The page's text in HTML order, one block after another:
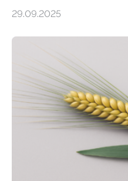
mehrjährigen
nach nachhaltigen
aus landwirtschaftlichen
Anliegen im Zuge der
2050 klimaneutral zu
bislang der Mais als
bringt ökologische
Bodenerosion,
29.09.2025